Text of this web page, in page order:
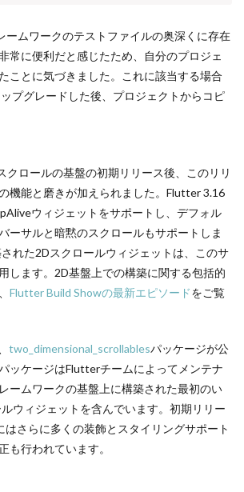
ームワークのテストファイルの奥深くに存在
常に便利だと感じたため、自分のプロジェ
ことに気づきました。これに該当する場合
プグレードした後、プロジェクトからコピ
クロールの基盤の初期リリース後、このリリ
機能と磨きが加えられました。Flutter 3.16
ウィジェットをサポートし、デフォル
ーサルと暗黙のスクロールもサポートしま
れた2Dスクロールウィジェットは、このサ
します。2D基盤上での構築に関する包括的
Flutter Build Showの最新エピソードをご覧
two_dimensional_scrollablesパッケージが公
ッケージはFlutterチームによってメンテナ
ームワークの基盤上に構築された最初のい
ウィジェットを含んでいます。初期リリー
はさらに多くの装飾とスタイリングサポート
も行われています。